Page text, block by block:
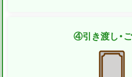
④引き渡し・